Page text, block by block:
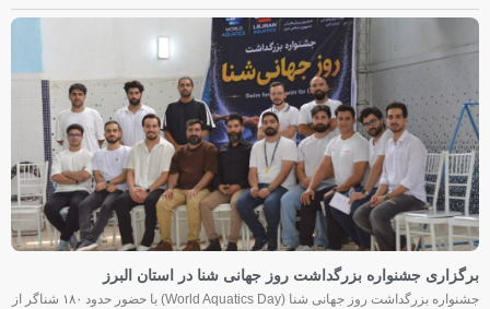
برگزاری جشنواره بزرگداشت روز جهانی شنا در استان البرز
جشنواره بزرگداشت روز جهانی شنا (World Aquatics Day) با حضور حدود ۱۸۰ شناگر از